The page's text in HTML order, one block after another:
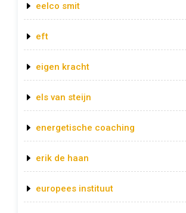
eelco smit
eft
eigen kracht
els van steijn
energetische coaching
erik de haan
europees instituut